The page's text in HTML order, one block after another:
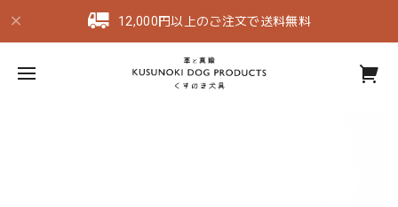
12,000円以上のご注文で送料無料